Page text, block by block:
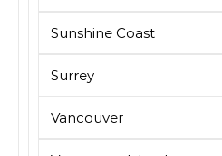
Sunshine Coast
Surrey
Vancouver